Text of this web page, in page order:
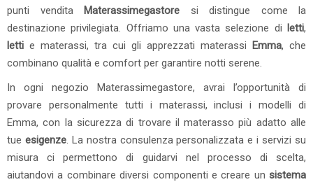
punti vendita
Materassimegastore si distingue come la
destinazione privilegiata. Offriamo una vasta selezione di letti,
letti e materassi, tra cui gli apprezzati materassi Emma, che
combinano qualità e comfort per garantire notti serene.
In ogni negozio Materassimegastore, avrai l’opportunità di
provare personalmente tutti i materassi, inclusi i modelli di
Emma, con la sicurezza di trovare il materasso più adatto alle
tue esigenze. La nostra consulenza personalizzata e i servizi su
misura ci permettono di guidarvi nel processo di scelta,
aiutandovi a combinare diversi componenti e creare un sistema